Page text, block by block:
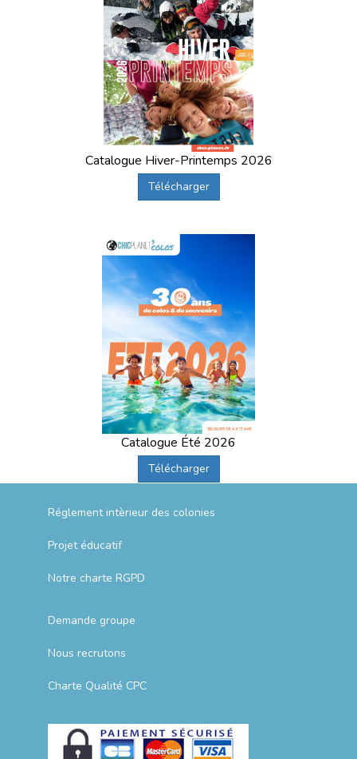
Catalogue Hiver-Printemps 2026
Télécharger
Catalogue Été 2026
Télécharger
Réglement intèrieur des colonies
Projet éducatif
Notre charte RGPD
Demande groupe
Nous recrutons
Charte Qualité CPC